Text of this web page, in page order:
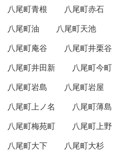
八尾町青根 八尾町赤石
八尾町油
八尾町天池
八尾町庵谷
八尾町井栗谷
八尾町井田新
八尾町今町
八尾町岩島
八尾町岩屋
八尾町上ノ名
八尾町薄島
八尾町梅苑町
八尾町上野
八尾町大下
八尾町大杉